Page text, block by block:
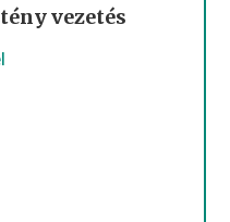
vezetés